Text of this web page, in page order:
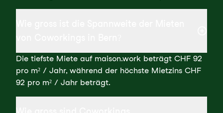
Die tiefste Miete auf maison.work beträgt CHF 92
pro m² / Jahr, während der höchste Mietzins CHF
92 pro m² / Jahr beträgt.